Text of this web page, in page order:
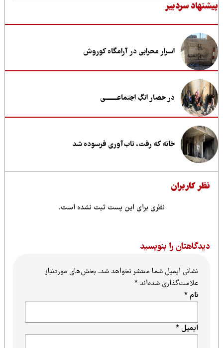
سردبیر
اسرار محرابی در آرامگاه کوروش
در حصار انگِ اجتماعــــــــی
خانه که رفت، تاب‌آوری فرسوده شد
کاربران
نظری برای این پست ثبت نشده است.
را بنویسید
نشانی ایمیل شما منتشر نخواهد شد.بخش‌های موردنیاز
علامت‌گذاری شده‌اند*
ایمیل*